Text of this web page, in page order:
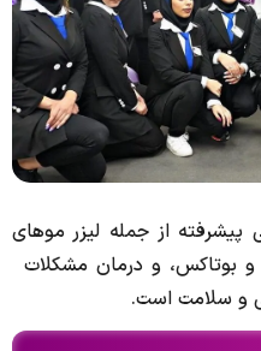
پیشرفته از جمله لیزر موھای
و بوتاکس، و درمان مشکلات
و سلامت است.